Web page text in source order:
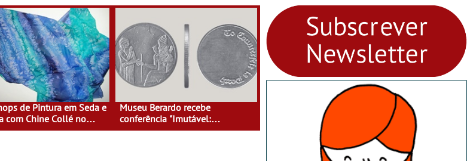
de Pintura em Seda e
com Chine Collé no
Oriente
Museu Berardo recebe
conferência "Imutável:
Desenhando História" por Chris